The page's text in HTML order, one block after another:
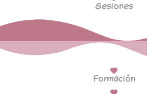
Sesiones
Formación